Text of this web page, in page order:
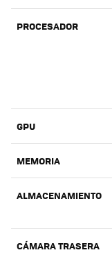
PROCESADOR
GPU
MEMORIA
ALMACENAMIENTO
CÁMARA TRASERA